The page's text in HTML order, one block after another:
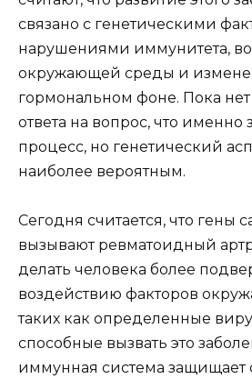
связано с генетическими
нарушениями иммунитета,
окружающей среды и
гормональном фоне. Пока
ответа на вопрос, что именно
процесс, но генетический
наиболее вероятным.
Сегодня считается, что гены
вызывают ревматоидный
делать человека более
воздействию факторов
таких как определенные
способные вызвать это
иммунная система защищает